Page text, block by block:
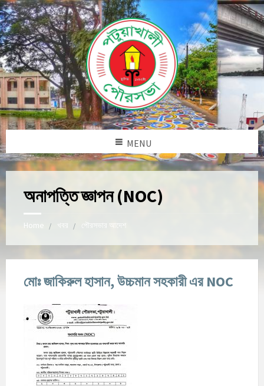
MENU
অনাপত্তি জ্ঞাপন (NOC)
Home পৌরসভার আদেশ
মোঃ জাকিরুল হাসান, উচ্চমান সহকারী এর NOC